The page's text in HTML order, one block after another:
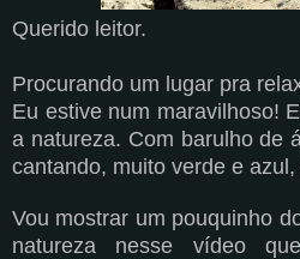
Querido leitor.
Procurando um lugar pra
Eu estive num maravilhoso!
a natureza. Com barulho de
cantando, muito verde e
Vou mostrar um pouquinho
natureza nesse vídeo